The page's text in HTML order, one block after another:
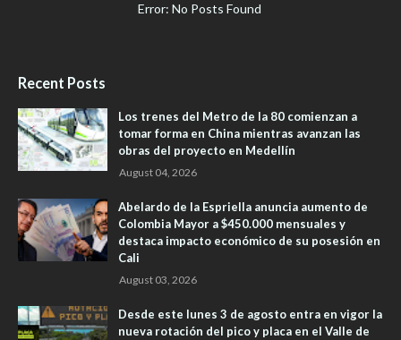
Error: No Posts Found
Recent Posts
Los trenes del Metro de la 80 comienzan a
tomar forma en China mientras avanzan las
obras del proyecto en Medellín
August 04, 2026
Abelardo de la Espriella anuncia aumento de
Colombia Mayor a $450.000 mensuales y
destaca impacto económico de su posesión en
Cali
August 03, 2026
Desde este lunes 3 de agosto entra en vigor la
nueva rotación del pico y placa en el Valle de